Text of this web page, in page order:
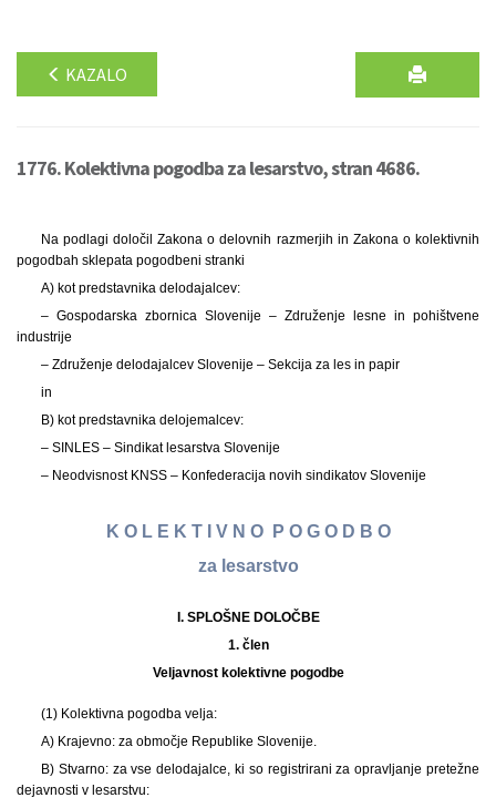
KAZALO
1776. Kolektivna pogodba za lesarstvo, stran 4686.
Na podlagi določil Zakona o delovnih razmerjih in Zakona o kolektivnih
pogodbah sklepata pogodbeni stranki
A) kot predstavnika delodajalcev:
– Gospodarska zbornica Slovenije – Združenje lesne in pohištvene
industrije
– Združenje delodajalcev Slovenije – Sekcija za les in papir
in
B) kot predstavnika delojemalcev:
– SINLES – Sindikat lesarstva Slovenije
– Neodvisnost KNSS – Konfederacija novih sindikatov Slovenije
K O L E K T I V N O P O G O D B O
za lesarstvo
I. SPLOŠNE DOLOČBE
1. člen
Veljavnost kolektivne pogodbe
(1) Kolektivna pogodba velja:
A) Krajevno: za območje Republike Slovenije.
B) Stvarno: za vse delodajalce, ki so registrirani za opravljanje pretežne
dejavnosti v lesarstvu: